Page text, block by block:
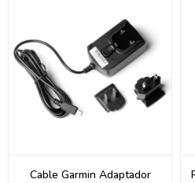
Cable Garmin Adaptador